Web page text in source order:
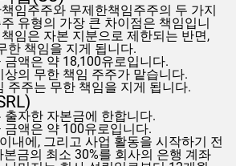
임주주와 무제한책임주주의 두 가지
유형의 가장 큰 차이점은 책임입니
임은 자본 지분으로 제한되는 반면,
한 책임을 지게 됩니다.
금액은 약 18,100유로입니다.
상의 무한 책임 주주가 맡습니다.
주주는 무한 책임을 지게 됩니다.
출자한 자본금에 한합니다.
금액은 약 100유로입니다.
내에, 그리고 사업 활동을 시작하기 전
금의 최소 30%를 회사의 은행 계좌